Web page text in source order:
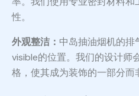
性。
外观整洁： 中岛抽油烟机的排
visible的位置。我们的设计师
格，使其成为装饰的一部分而